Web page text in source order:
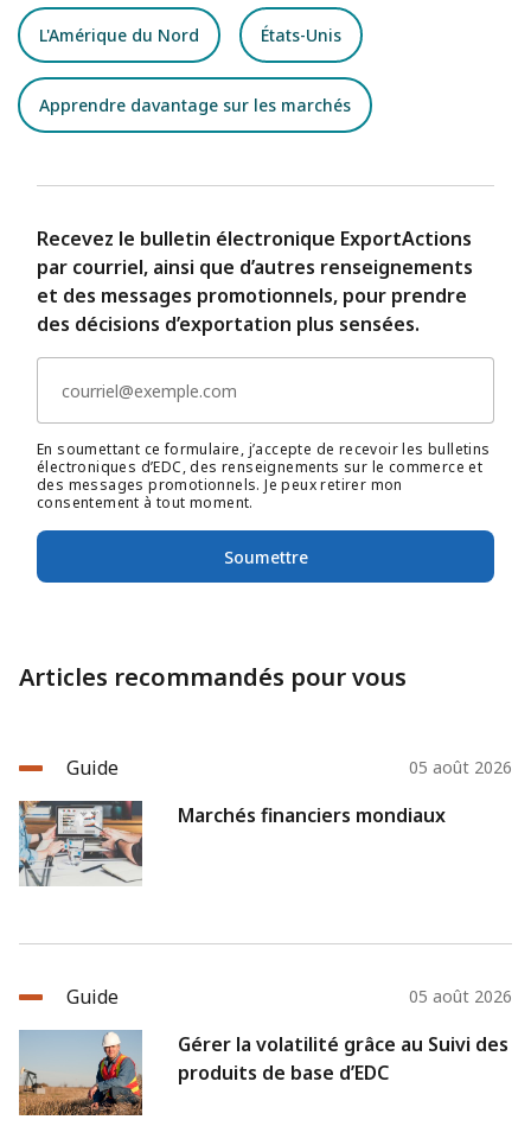
L'Amérique du Nord États-Unis
Apprendre davantage sur les marchés
Recevez le bulletin électronique ExportActions
par courriel, ainsi que d’autres renseignements
et des messages promotionnels, pour prendre
des décisions d’exportation plus sensées.
En soumettant ce formulaire, j’accepte de recevoir les bulletins
électroniques d’EDC, des renseignements sur le commerce et
des messages promotionnels. Je peux retirer mon
consentement à tout moment.
Soumettre
Articles recommandés pour vous
Guide 05 août 2026
Marchés financiers mondiaux
Guide 05 août 2026
Gérer la volatilité grâce au Suivi des
produits de base d’EDC